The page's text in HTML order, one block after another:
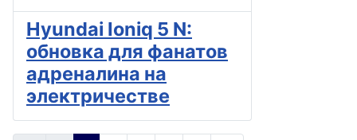
Hyundai Ioniq 5 N:
обновка для фанатов
адреналина на
электричестве